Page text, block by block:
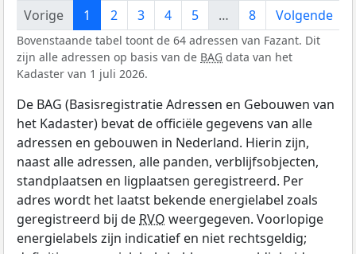
Vorige
1 2 3 4 5 … 8 Volgende
Bovenstaande tabel toont de 64 adressen van Fazant. Dit
zijn alle adressen op basis van de BAG data van het
Kadaster van 1 juli 2026.
De BAG (Basisregistratie Adressen en Gebouwen van
het Kadaster) bevat de officiële gegevens van alle
adressen en gebouwen in Nederland. Hierin zijn,
naast alle adressen, alle panden, verblijfsobjecten,
standplaatsen en ligplaatsen geregistreerd. Per
adres wordt het laatst bekende energielabel zoals
geregistreerd bij de RVO weergegeven. Voorlopige
energielabels zijn indicatief en niet rechtsgeldig;